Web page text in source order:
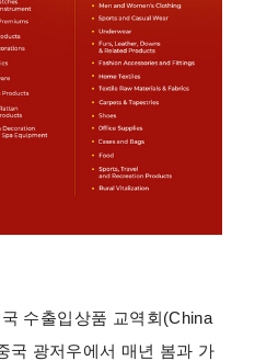
수출입상품 교역회(China
국 광저우에서 매년 봄과 가